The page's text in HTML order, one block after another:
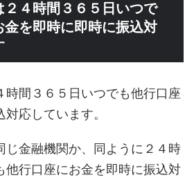
２４時間３６５日いつで
金を即時に即時に振込対
時間３６５日いつでも他行口座
応しています。
じ金融機関か、同ように２４時
他行口座にお金を即時に振込対